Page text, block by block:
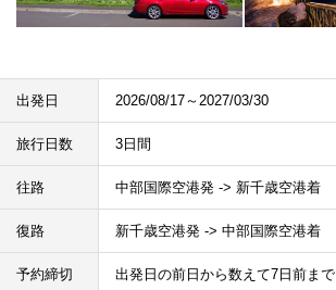
出発日 2026/08/17～2027/03/30
旅行日数 3日間
往路 中部国際空港発 -> 新千歳空港着
復路 新千歳空港発 -> 中部国際空港着
予約締切 出発日の前日から数えて7日前まで